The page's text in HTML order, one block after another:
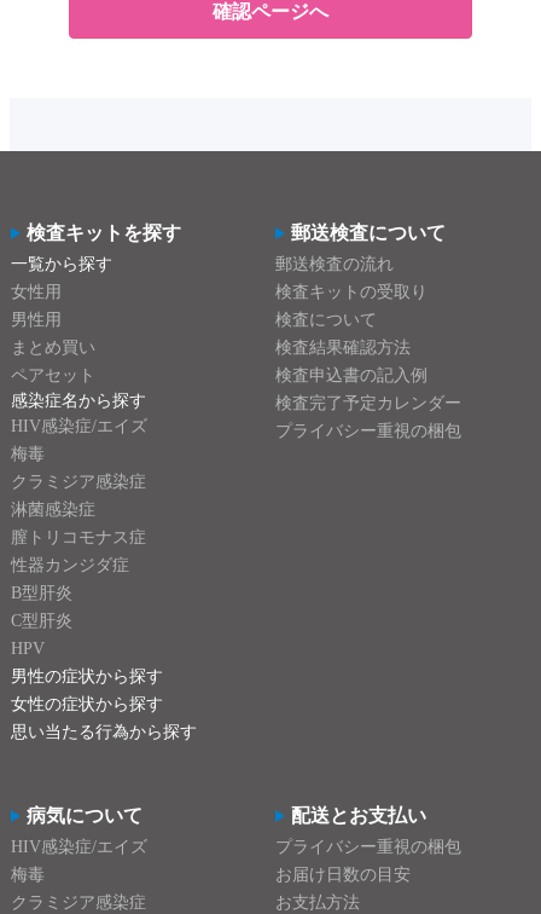
確認ページへ
検査キットを探す
一覧から探す
女性用
男性用
まとめ買い
ペアセット
感染症名から探す
HIV感染症/エイズ
梅毒
クラミジア感染症
淋菌感染症
膣トリコモナス症
性器カンジダ症
B型肝炎
C型肝炎
HPV
男性の症状から探す
女性の症状から探す
思い当たる行為から探す
郵送検査について
郵送検査の流れ
検査キットの受取り
検査について
検査結果確認方法
検査申込書の記入例
検査完了予定カレンダー
プライバシー重視の梱包
病気について
HIV感染症/エイズ
梅毒
クラミジア感染症
配送とお支払い
プライバシー重視の梱包
お届け日数の目安
お支払方法